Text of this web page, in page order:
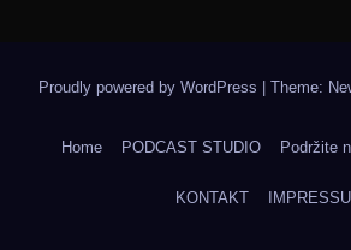
Proudly powered by WordPress Theme:
Home PODCAST STUDIO Podržite
KONTAKT